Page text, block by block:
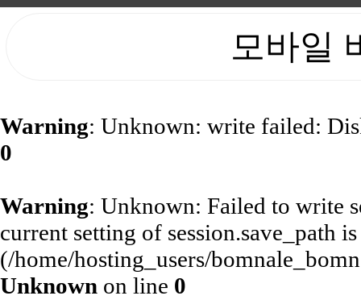
모바일
Warning: Unknown: write failed:
0
Warning: Unknown: Failed to write
current setting of session.save_path
(/home/hosting_users/
Unknown on line 0